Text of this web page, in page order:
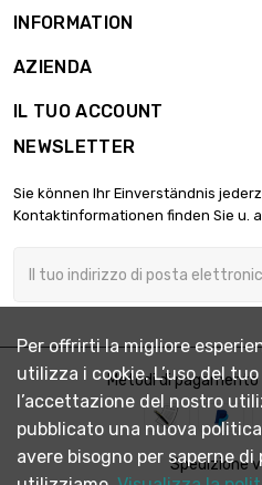
lunghezza : 0.1 Meter
diametro : 10 x 2mm
lunghezza : 0.3 Meter
lunghezza : 0.4 Meter
diametro : 10 x 2mm
INFORMATION
AZIENDA
IL TUO ACCOUNT
NEWSLETTER
Sie können Ihr Einverständnis
Kontaktinformationen finden Sie u.
Metodi di pagamento
Spedizione
Per offrirti la migliore
utilizza i cookie. L’uso del
l’accettazione del nostro
pubblicato una nuova
avere bisogno per saperne di